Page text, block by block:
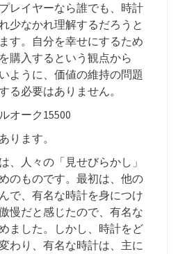
レイヤーなら誰でも、時計
少なかれ理解するだろうと
す。自分を幸せにするため
購入するという観点から
ように、価値の維持の問題
る必要はありません。
オーク15500
ります。
、人々の「見せびらかし」
のものです。最初は、他の
で、有名な時計を身につけ
慢だと感じたので、有名な
ました。しかし、時計をど
わり、有名な時計は、主に